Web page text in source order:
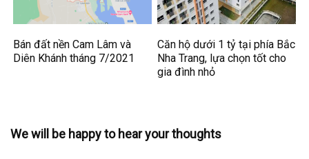
Bán đất nền Cam Lâm và
Diên Khánh tháng 7/2021
Căn hộ dưới 1 tỷ tại phía Bắc
Nha Trang, lựa chọn tốt cho
gia đình nhỏ
We will be happy to hear your thoughts